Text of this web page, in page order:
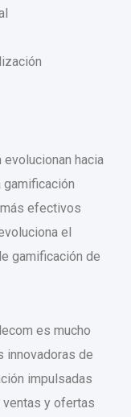
hacia
efectivos
el
gamificación de
es mucho
innovadoras de
impulsadas
y ofertas